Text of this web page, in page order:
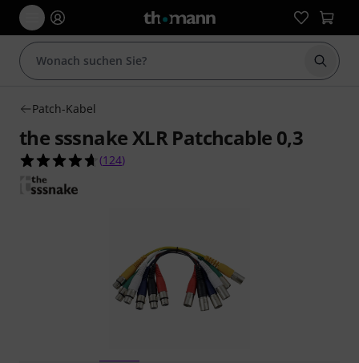
Suche
Patch-Kabel
the sssnake XLR Patchcable 0,3
4.6 von 5 Sternen aus 124 Kundenbewertungen
(124)